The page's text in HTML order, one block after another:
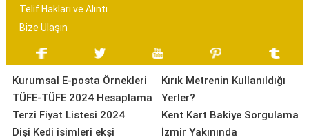
Telif Hakları ve Alıntı
Bize Ulaşın
Kurumsal E-posta Örnekleri
TÜFE-TÜFE 2024 Hesaplama
Terzi Fiyat Listesi 2024
Dişi Kedi isimleri ekşi
Kırık Metrenin Kullanıldığı
Yerler?
Kent Kart Bakiye Sorgulama
İzmir Yakınında